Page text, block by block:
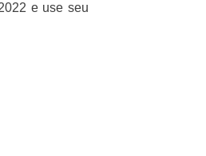
e use seu